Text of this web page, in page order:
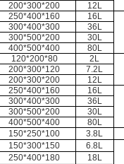
200*300*200
12L
250*400*160
16L
300*400*300
36L
300*500*200
30L
400*500*400
80L
120*200*80
2L
200*300*120
7.2L
200*300*200
12L
250*400*160
16L
300*400*300
36L
300*500*200
30L
400*500*400
80L
150*250*100 3.8L
150*300*150 6.8L
250*400*180
18L